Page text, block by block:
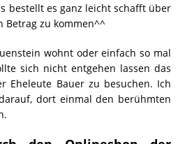
bestellt es ganz leicht schafft über
Betrag zu kommen^^
wohnt oder einfach so mal
sich nicht entgehen lassen das
Eheleute Bauer zu besuchen. Ich
dort einmal den berühmten